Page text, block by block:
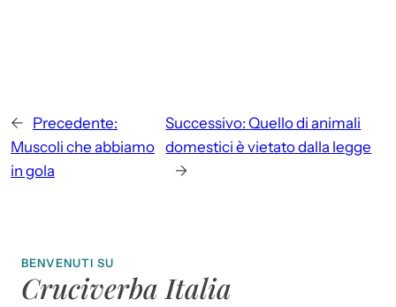
← Precedente:
Muscoli che abbiamo
in gola
Successivo: Quello di animali
domestici è vietato dalla legge
→
BENVENUTI SU
Cruciverba Italia